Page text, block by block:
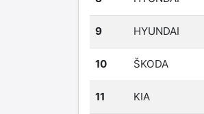
9 HYUNDAI
10 ŠKODA
11 KIA